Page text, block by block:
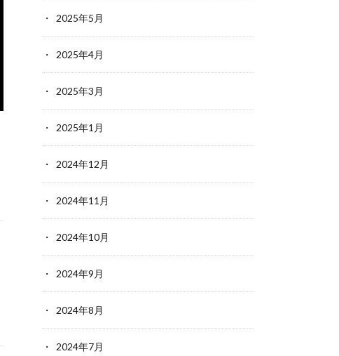
2025年5月
2025年4月
2025年3月
2025年1月
2024年12月
2024年11月
2024年10月
2024年9月
2024年8月
2024年7月